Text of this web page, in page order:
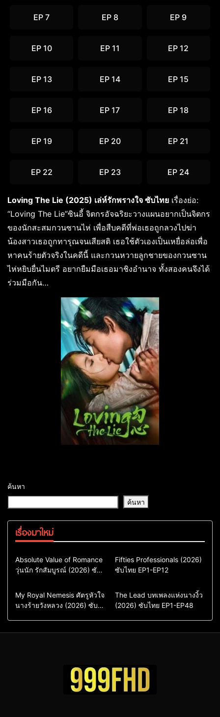
EP 7 EP 8 EP 9
EP 10 EP 11 EP 12
EP 13 EP 14 EP 15
EP 16 EP 17 EP 18
EP 19 EP 20 EP 21
EP 22 EP 23 EP 24
Loving The Lie (2025) เล่ห์รักพรางใจ ซับไทย เรื่องย่อ:
“Loving The Lie”ซินอี้ จิตกรอัจฉริยะวางแผนอยากเป็นจิตกร
ของนักสะสมกวนซานไห่ เพื่อสืบคดีที่พ่อเธอถูกลวงไปฆ่า
น้องสาวเธอถูกทารุณจนเสียสติ เธอใช้ตัวเองเป็นเหยื่อล่อเพื่อ
หาคนร้ายตัวจริงในคดีนี้ และกวนหวายลูกชายของกวนซาน
ไห่หยิบยื่นไมตรี อยากยืมมือเธอมาชิงอำนาจ ทั้งสองคนจึงได้
ร่วมมือกัน…
ค้นหา
ค้นหา
เรื่องมาใหม่
Comedy
Drama
ซีรี่ย์เกาหลี
ซีรี่ย์เกาหลีพากย์ไทย
Absolute Value of Romance
วุ่นนัก รักสัมบูรณ์ (2026) ซับ
Action & Adventure
Comedy
Drama
ซีรี่ย์เกาหลีซับไทย
Fifties Professionals (2026)
ซับไทย EP1-EP12
Comedy
Drama
Sci-Fi & Fantasy
My Royal Nemesis ศัตรูหัวใจ
นางร้ายวังหลวง (2026) ซับ
Drama
ซีรี่ย์จีน
ซีรี่ย์จีนซับไทย
The Lead บทเพลงแห่งนางงิ้ว
(2026) ซับไทย EP1-EP48